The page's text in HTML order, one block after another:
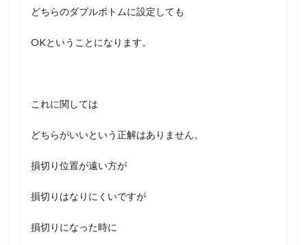
どちらのダブルボトムに設定しても
OKということになります。
これに関しては
どちらがいいという正解はありません。
損切り位置が遠い方が
損切りはなりにくいですが
損切りになった時に